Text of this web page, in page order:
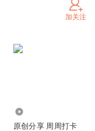
加关注
原创分享 周周打卡